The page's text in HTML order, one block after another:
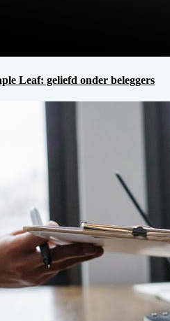
Leaf: geliefd onder beleggers